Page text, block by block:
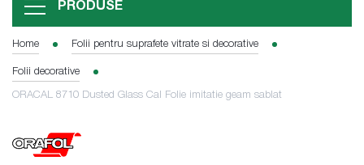
PRODUSE
Home Folii pentru suprafete vitrate si decorative
Folii decorative
ORACAL 8710 Dusted Glass Cal Folie imitatie geam sablat